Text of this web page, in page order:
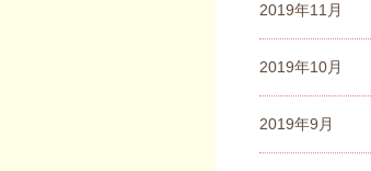
2019年11月
2019年10月
2019年9月